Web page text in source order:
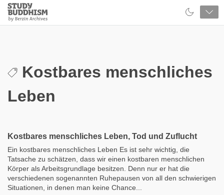
Close
Study
Buddhism
Kostbares menschliches
Leben
Kostbares menschliches Leben, Tod und Zuflucht
Ein kostbares menschliches Leben Es ist sehr wichtig, die
Tatsache zu schätzen, dass wir einen kostbaren menschlichen
Körper als Arbeitsgrundlage besitzen. Denn nur er hat die
verschiedenen sogenannten Ruhepausen von all den schwierigen
Situationen, in denen man keine Chance...